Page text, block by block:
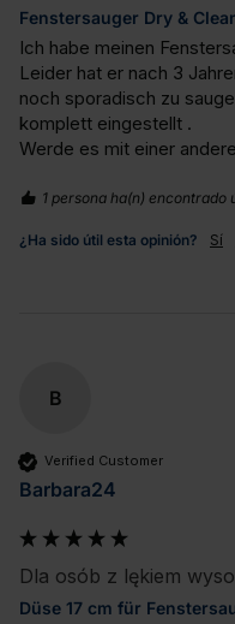
Fenstersauger Dry &
Ich habe meinen
Leider hat er nach 3
noch sporadisch zu
komplett eingestellt .
Werde es mit einer
1 persona ha(n) encontrado
¿Ha sido útil esta opinión? Sí
B
Verified Customer
Barbara24
Dla osób z lękiem
Düse 17 cm für